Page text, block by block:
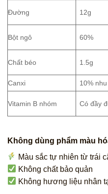
Đường 12g
Bột ngô 60%
Chất béo 1.5g
Canxi 10%
Vitamin B nhóm Có đầy
Không dùng phẩm màu
Màu sắc tự nhiên từ trái
Không chất bảo quản
Không hương liệu nhân